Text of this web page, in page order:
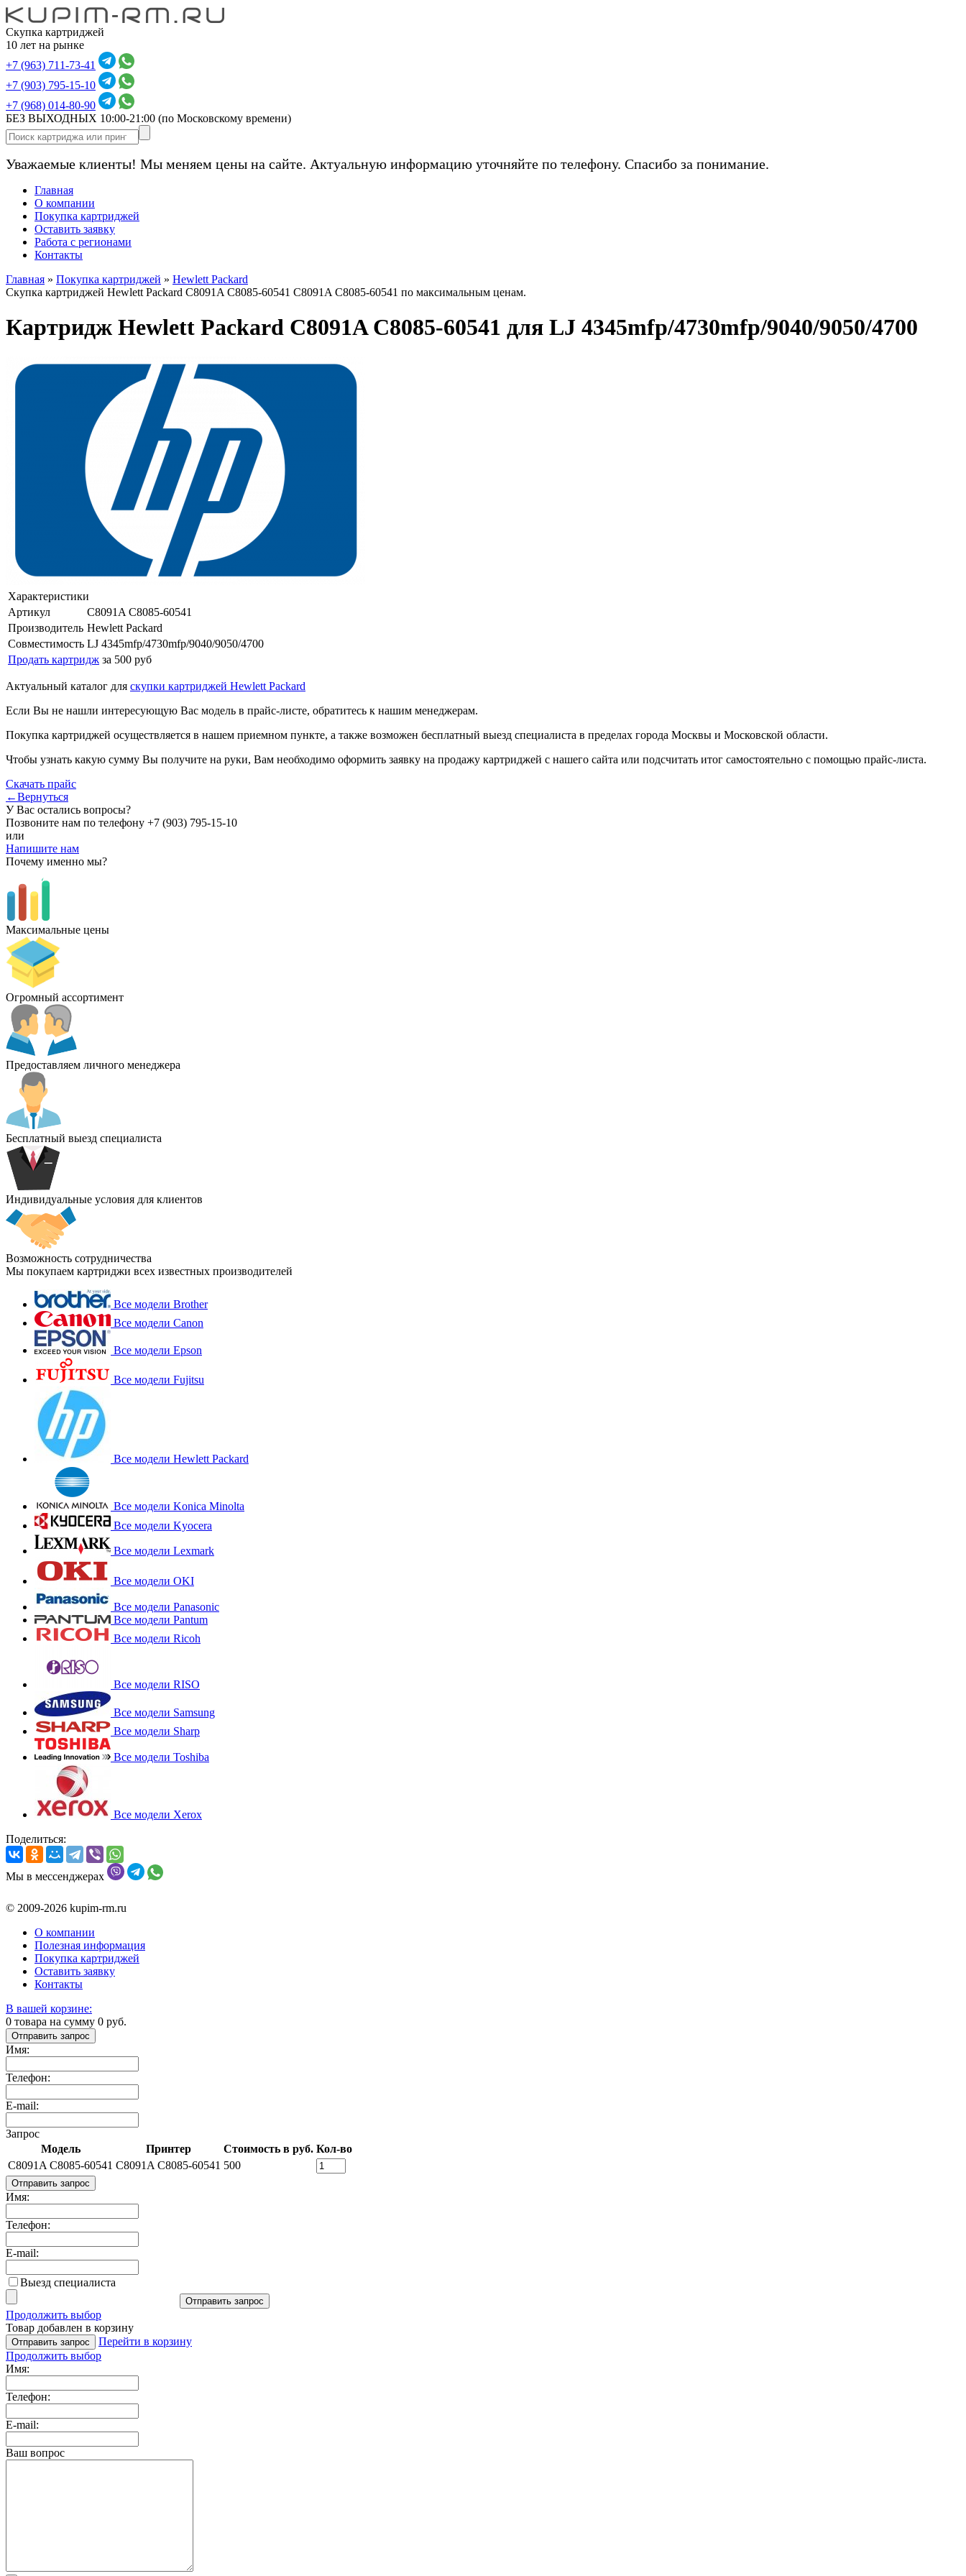
Скупка картриджей
10 лет на рынке
+7 (963) 711-73-41
+7 (903) 795-15-10
+7 (968) 014-80-90
БЕЗ ВЫХОДНЫХ 10:00-21:00 (по Московскому времени)
Уважаемые клиенты! Мы меняем цены на сайте. Актуальную информацию уточняйте по телефону. Спасибо за понимание.
Главная
О компании
Покупка картриджей
Оставить заявку
Работа с регионами
Контакты
Главная » Покупка картриджей » Hewlett Packard
Скупка картриджей Hewlett Packard C8091A C8085-60541 C8091A C8085-60541 по максимальным ценам.
Картридж Hewlett Packard C8091A C8085-60541 для LJ 4345mfp/4730mfp/9040/9050/4700
Характеристики
Артикул
C8091A C8085-60541
Производитель Hewlett Packard
Совместимость LJ 4345mfp/4730mfp/9040/9050/4700
Продать картридж за 500 руб
Актуальный каталог для скупки картриджей Hewlett Packard
Если Вы не нашли интересующую Вас модель в прайс-листе, обратитесь к нашим менеджерам.
Покупка картриджей осуществляется в нашем приемном пункте, а также возможен бесплатный выезд специалиста в пределах города Москвы и Московской области.
Чтобы узнать какую сумму Вы получите на руки, Вам необходимо оформить заявку на продажу картриджей с нашего сайта или подсчитать итог самостоятельно с помощью прайс-листа.
Скачать прайс
←Вернуться
У Вас остались вопросы?
Позвоните нам по телефону +7 (903) 795-15-10
или
Напишите нам
Почему именно мы?
Максимальные цены
Огромный ассортимент
Предоставляем личного менеджера
Бесплатный выезд специалиста
Индивидуальные условия для клиентов
Возможность сотрудничества
Мы покупаем картриджи всех известных производителей
Все модели Brother
Все модели Canon
Все модели Epson
Все модели Fujitsu
Все модели Hewlett Packard
Все модели Konica Minolta
Все модели Kyocera
Все модели Lexmark
Все модели OKI
Все модели Panasonic
Все модели Pantum
Все модели Ricoh
Все модели RISO
Все модели Samsung
Все модели Sharp
Все модели Toshiba
Все модели Xerox
Поделиться:
Мы в мессенджерах
© 2009-2026 kupim-rm.ru
О компании
Полезная информация
Покупка картриджей
Оставить заявку
Контакты
В вашей корзине:
0 товара на сумму 0 руб.
Отправить запрос
Имя:
Телефон:
E-mail:
Запрос
Модель
Принтер Стоимость в руб. Кол-во
C8091A C8085-60541 C8091A C8085-60541 500
Отправить запрос
Имя:
Телефон:
E-mail:
Выезд специалиста
Отправить запрос
Продолжить выбор
Товар добавлен в корзину
Отправить запрос
Перейти в корзину
Продолжить выбор
Имя:
Телефон:
E-mail:
Ваш вопрос